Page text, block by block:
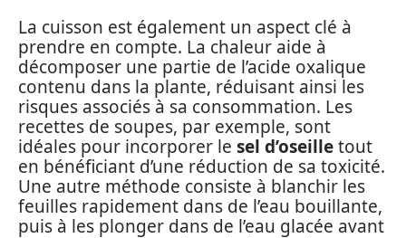
La cuisson est également un aspect clé à
prendre en compte. La chaleur aide à
décomposer une partie de l’acide oxalique
contenu dans la plante, réduisant ainsi les
risques associés à sa consommation. Les
recettes de soupes, par exemple, sont
idéales pour incorporer le sel d’oseilletout
en bénéficiant d’une réduction de sa toxicité.
Une autre méthode consiste à blanchir les
feuilles rapidement dans de l’eau bouillante,
puis à les plonger dans de l’eau glacée avant